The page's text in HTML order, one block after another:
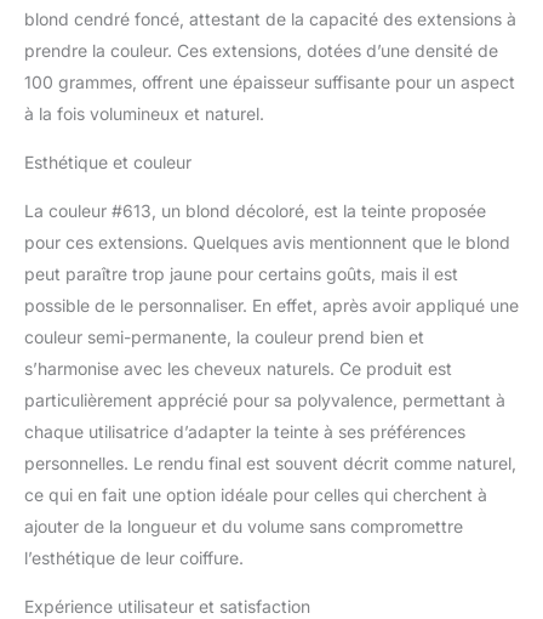
blond cendré foncé, attestant de la capacité des extensions à
prendre la couleur. Ces extensions, dotées d’une densité de
100 grammes, offrent une épaisseur suffisante pour un aspect
à la fois volumineux et naturel.
Esthétique et couleur
La couleur #613, un blond décoloré, est la teinte proposée
pour ces extensions. Quelques avis mentionnent que le blond
peut paraître trop jaune pour certains goûts, mais il est
possible de le personnaliser. En effet, après avoir appliqué une
couleur semi-permanente, la couleur prend bien et
s’harmonise avec les cheveux naturels. Ce produit est
particulièrement apprécié pour sa polyvalence, permettant à
chaque utilisatrice d’adapter la teinte à ses préférences
personnelles. Le rendu final est souvent décrit comme naturel,
ce qui en fait une option idéale pour celles qui cherchent à
ajouter de la longueur et du volume sans compromettre
l’esthétique de leur coiffure.
Expérience utilisateur et satisfaction